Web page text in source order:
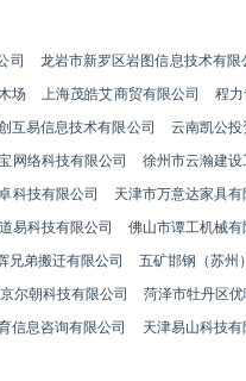
司 龙岩市新罗区岩图信息技术有限
场 上海茂皓艾商贸有限公司 程
互易信息技术有限公司 云南凯公投
网络科技有限公司 徐州市云瀚建设
科技有限公司 天津市万意达家具有
易科技有限公司 佛山市谭工机械有
兄弟搬迁有限公司 五矿邯钢（苏州
尔朝科技有限公司 菏泽市牡丹区
信息咨询有限公司 天津易山科技有